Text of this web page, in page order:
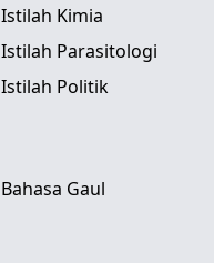
Istilah Kimia
Istilah Parasitologi
Istilah Politik
Bahasa Gaul